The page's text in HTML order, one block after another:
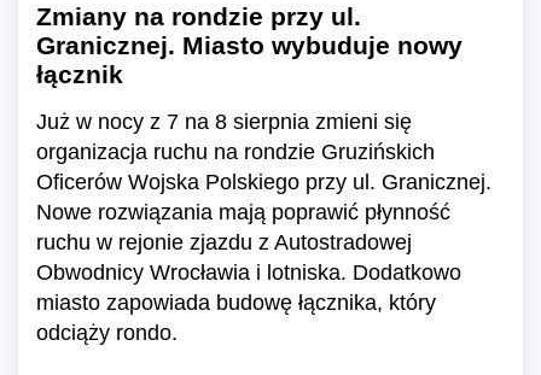
Zmiany na rondzie przy ul.
Granicznej. Miasto wybuduje nowy
łącznik
Już w nocy z 7 na 8 sierpnia zmieni się
organizacja ruchu na rondzie Gruzińskich
Oficerów Wojska Polskiego przy ul. Granicznej.
Nowe rozwiązania mają poprawić płynność
ruchu w rejonie zjazdu z Autostradowej
Obwodnicy Wrocławia i lotniska. Dodatkowo
miasto zapowiada budowę łącznika, który
odciąży rondo.